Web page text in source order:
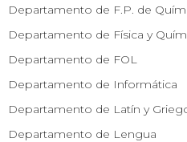
Departamento de F.P. de
Departamento de Física y
Departamento de FOL
Departamento de Informática
Departamento de Latín y
Departamento de Lengua